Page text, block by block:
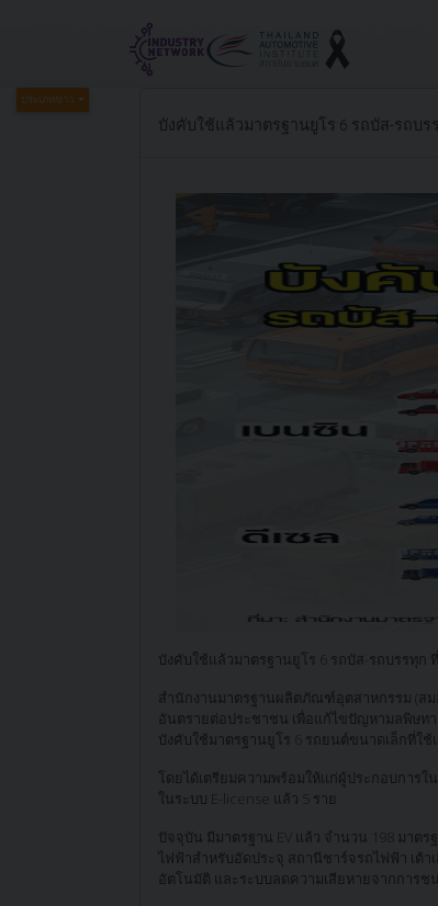
ประเภทข่าว
บังคับใช้แล้วมาตรฐานยูโร 6 รถบัส-รถบ
บังคับใช้แล้วมาตรฐานยูโร 6 รถบัส-รถบรรทุก
สำนักงานมาตรฐานผลิตภัณฑ์อุตสาหกรรม (ส
อันตรายต่อประชาชน เพื่อแก้ไขปัญหามลพิษท
บังคับใช้มาตรฐานยูโร 6 รถยนต์ขนาดเล็กที่ใช้
โดยได้เตรียมความพร้อมให้แก่ผู้ประกอบกา
ในระบบ E-license แล้ว 5 ราย
ปัจจุบัน มีมาตรฐาน EV แล้ว จำนวน 198 มาต
ไฟฟ้าสำหรับอัดประจุ สถานีชาร์จรถไฟฟ้า เต้
อัตโนมัติ และระบบลดความเสียหายจากการช